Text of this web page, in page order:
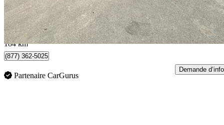
123 $/mois env.
Levis, QC
184 km
(877) 362-5025
Partenaire CarGurus
Demande d’info